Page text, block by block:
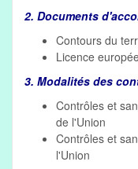
2. Documents
Contours du
Licence
3. Modalités des
Contrôles et
de l'Union
Contrôles et
l'Union